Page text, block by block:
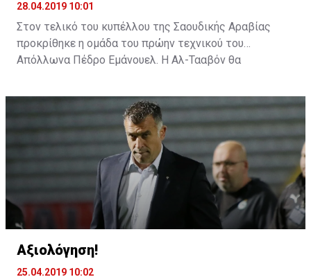
28.04.2019 10:01
Στον τελικό του κυπέλλου της Σαουδικής Αραβίας
προκρίθηκε η ομάδα του πρώην τεχνικού του
Απόλλωνα Πέδρο Εμάνουελ. Η Αλ-Τααβόν θα
Πρίγιοβιτς.
Αξιολόγηση!
25.04.2019 10:02